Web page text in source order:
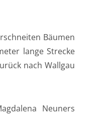
Bäumen
lange Strecke
nach Wallgau
Neuners